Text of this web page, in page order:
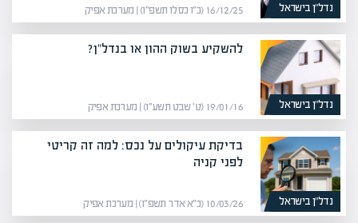
נדל”ן בישראל 16/12/25 (כ״ו כסלו תשפ״ו) | מערכת אפיק
נדל”ן בישראל
להשקיע בשוק ההון או בנדל"ן?
19/01/16 (ט׳ שבט תשע״ו) | מערכת אפיק
נדל”ן בישראל
בדיקת עיקולים על נכס: למה זה קריטי
לפני קניה
10/03/26 (כ״א אדר תשפ״ו) | מערכת אפיק